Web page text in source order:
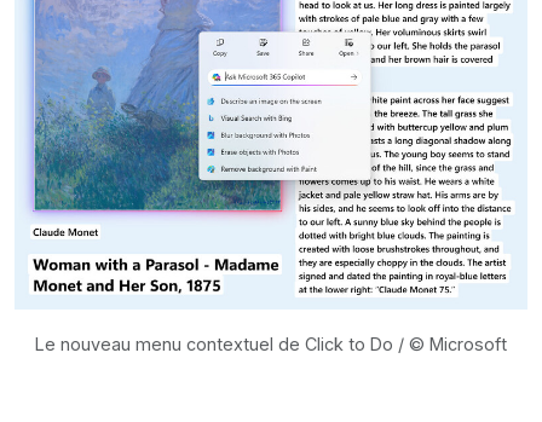
Le nouveau menu contextuel de Click to Do / © Microsoft